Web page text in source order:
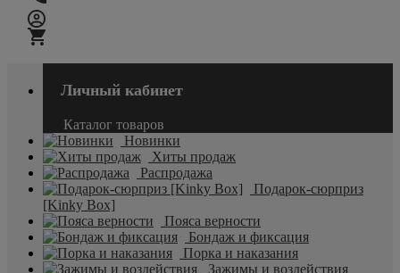
Личный кабинет
Каталог товаров
Новинки
Хиты продаж
Распродажа
Подарок-сюрприз
[Kinky Box]
Пояса верности
Бондаж и фиксация
Порка и наказания
Зажимы и воздействия